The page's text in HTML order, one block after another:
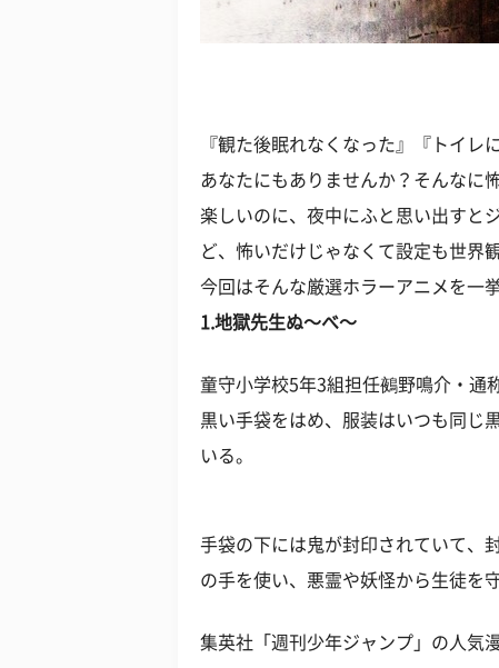
『観た後眠れなくなった』『トイレ
あなたにもありませんか？そんなに
楽しいのに、夜中にふと思い出すと
ど、怖いだけじゃなくて設定も世界
今回はそんな厳選ホラーアニメを一
1.地獄先生ぬ～べ～
童守小学校5年3組担任鵺野鳴介・通
黒い手袋をはめ、服装はいつも同じ
いる。
手袋の下には鬼が封印されていて、
の手を使い、悪霊や妖怪から生徒を
集英社「週刊少年ジャンプ」の人気